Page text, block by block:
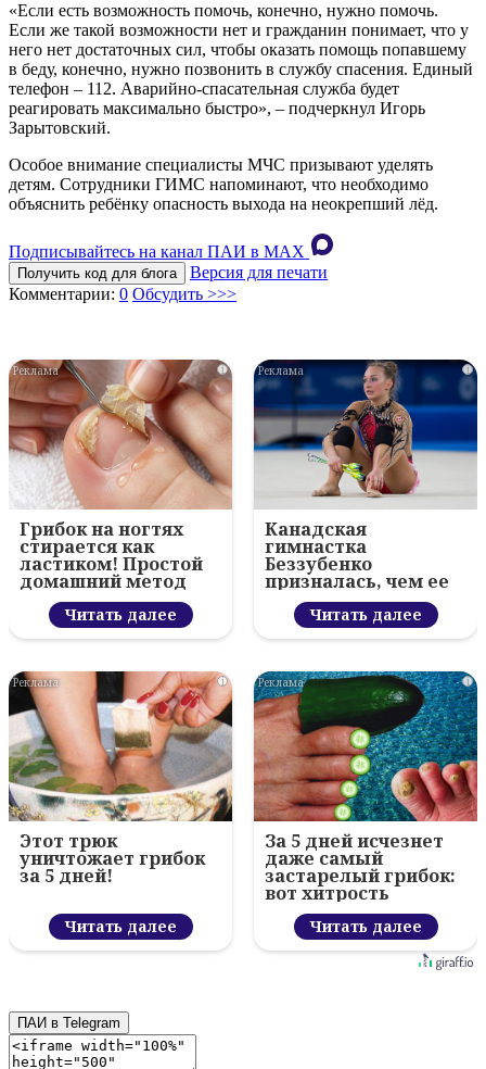
«Если есть возможность помочь, конечно, нужно помочь.
Если же такой возможности нет и гражданин понимает, что у
него нет достаточных сил, чтобы оказать помощь попавшему
в беду, конечно, нужно позвонить в службу спасения. Единый
телефон – 112. Аварийно-спасательная служба будет
реагировать максимально быстро», – подчеркнул Игорь
Зарытовский.
Особое внимание специалисты МЧС призывают уделять
детям. Сотрудники ГИМС напоминают, что необходимо
объяснить ребёнку опасность выхода на неокрепший лёд.
Подписывайтесь на канал ПАИ в MAХ
Получить код для блога
Версия для печати
Комментарии: 0 Обсудить >>>
i
Грибок на ногтях
стирается как
ластиком! Простой
домашний метод
Читать далее
i
Канадская
гимнастка
Беззубенко
призналась, чем ее
разочаровала
МоскваЧитать далее
i
Этот трюк
уничтожает грибок
за 5 дней!
Читать далее
i
За 5 дней исчезнет
даже самый
застарелый грибок:
вот хитрость
Читать далее
ПАИ в Telegram